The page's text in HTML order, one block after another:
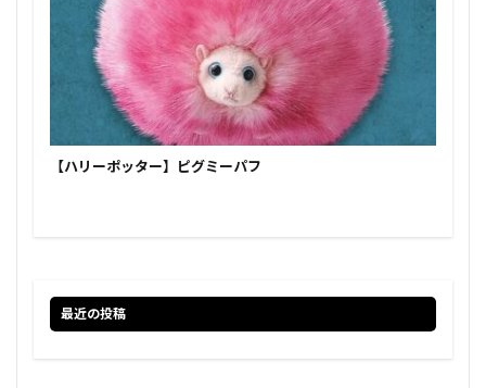
【ハリーポッター】ピグミーパフ
最近の投稿